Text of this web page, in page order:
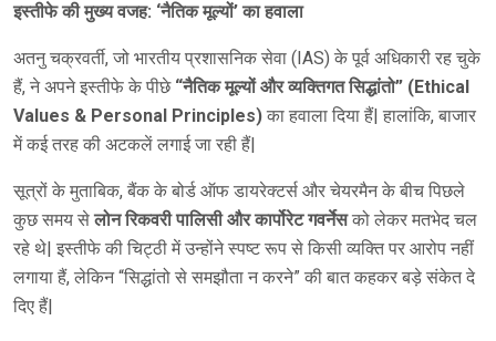
इस्तीफे की मुख्य वजह: ‘नैतिक मूल्यों’ का हवाला
अतनु चक्रवर्ती, जो भारतीय प्रशासनिक सेवा (IAS) के पूर्व अधिकारी रह चुके
हैं, ने अपने इस्तीफे के पीछे “नैतिक मूल्यों और व्यक्तिगत सिद्धांतो” (Ethical
Values & Personal Principles) का हवाला दिया हैं| हालांकि, बाजार
में कई तरह की अटकलें लगाई जा रही हैं|
सूत्रों के मुताबिक, बैंक के बोर्ड ऑफ डायरेक्टर्स और चेयरमैन के बीच पिछले
कुछ समय सेलोन रिकवरी पालिसी और कार्पोरेट गवर्नेसको लेकर मतभेद चल
रहे थे| इस्तीफे की चिट्ठी में उन्होंने स्पष्ट रूप से किसी व्यक्ति पर आरोप नहीं
लगाया हैं, लेकिन “सिद्धांतो से समझौता न करने” की बात कहकर बड़े संकेत दे
दिए हैं|